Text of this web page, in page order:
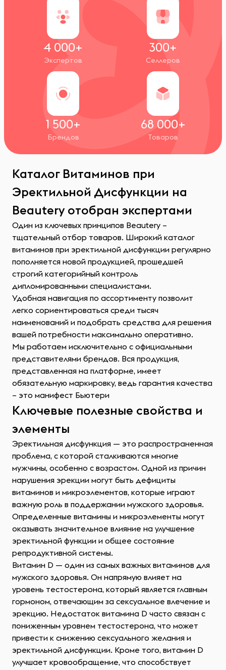
4 000+
Экспертов
300+
Селлеров
1 500+
Брендов
68 000+
Товаров
Каталог Витаминов при
Эректильной Дисфункции на
Beautery отобран экспертами
Один из ключевых принципов Beautery –
тщательный отбор товаров. Широкий каталог
витаминов при эректильной дисфункции регулярно
пополняется новой продукцией, прошедшей
строгий категорийный контроль
дипломированными специалистами.
Удобная навигация по ассортименту позволит
легко сориентироваться среди тысяч
наименований и подобрать средства для решения
вашей потребности максимально оперативно.
Мы работаем исключительно с официальными
представителями брендов. Вся продукция,
представленная на платформе, имеет
обязательную маркировку, ведь гарантия качества
– это манифест Бьютери
Ключевые полезные свойства и
элементы
Эректильная дисфункция — это распространенная
проблема, с которой сталкиваются многие
мужчины, особенно с возрастом. Одной из причин
нарушения эрекции могут быть дефициты
витаминов и микроэлементов, которые играют
важную роль в поддержании мужского здоровья.
Определенные витамины и микроэлементы могут
оказывать значительное влияние на улучшение
эректильной функции и общее состояние
репродуктивной системы.
Витамин D — один из самых важных витаминов для
мужского здоровья. Он напрямую влияет на
уровень тестостерона, который является главным
гормоном, отвечающим за сексуальное влечение и
эрекцию. Недостаток витамина D часто связан с
пониженным уровнем тестостерона, что может
привести к снижению сексуального желания и
эректильной дисфункции. Кроме того, витамин D
улучшает кровообращение, что способствует